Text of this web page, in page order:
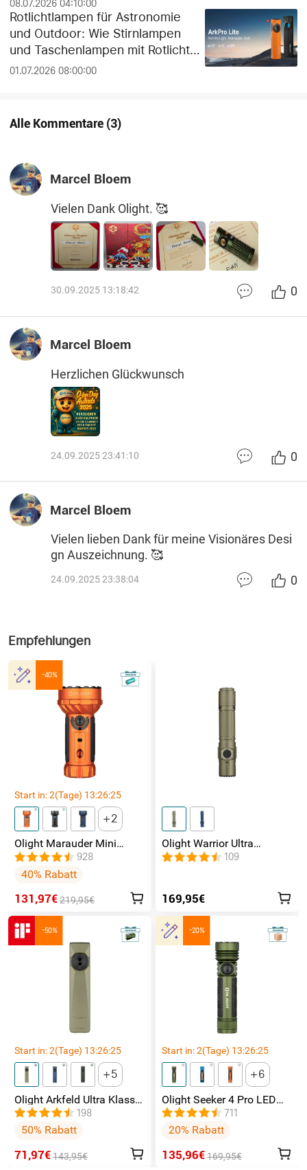
08.07.2026 04:10:00
Rotlichtlampen für Astronomie
und Outdoor: Wie Stirnlampen
und Taschenlampen mit Rotlicht
die Dunkeladaptation der Augen
01.07.2026 08:00:00
Alle Kommentare(3)
Marcel Bloem
Vielen Dank Olight. 🥰
30.09.2025 13:18:42 0
Marcel Bloem
Herzlichen Glückwunsch
24.09.2025 23:41:10 0
Marcel Bloem
Vielen lieben Dank für meine Visionäres Desi
gn Auszeichnung. 🥰
24.09.2025 23:38:04 0
Empfehlungen
-40%
Start in:2(Tage) 13:26:24
2
Olight Marauder Mini
leistungsstarke LED
Taschenlampe mit 7000
Lumen und 600 Metern
928
40% Rabatt
131,97€219,95€
Olight Warrior Ultra
Taktische Taschenlampe
109
169,95€
-50%
Start in:2(Tage) 13:26:24
5
Olight Arkfeld Ultra Klasse
1 EDC Taschenlampe mit
UV Licht Laser und
Weißlicht
198
50% Rabatt
71,97€143,95€
-20%
Start in:2(Tage) 13:26:24
6
Olight Seeker 4 Pro LED
Taschenlampe mit 4600
Lumen und 260 Meter
711
20% Rabatt
135,96€169,95€